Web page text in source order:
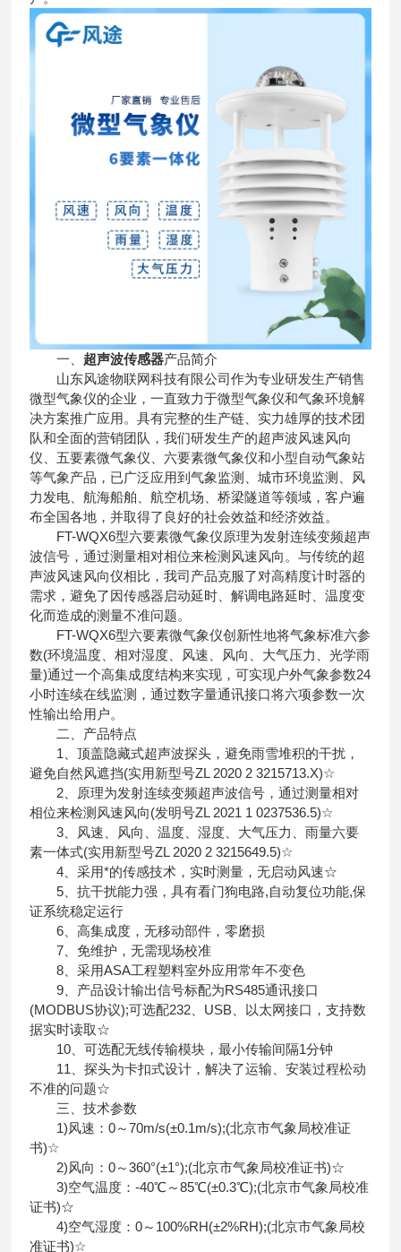
一、 超声波传感器产品简介
山东风途物联网科技有限公司作为专业研发生产销售
微型气象仪的企业，一直致力于微型气象仪和气象环境解
决方案推广应用。具有完整的生产链、实力雄厚的技术团
队和全面的营销团队，我们研发生产的超声波风速风向
仪、五要素微气象仪、六要素微气象仪和小型自动气象站
等气象产品，已广泛应用到气象监测、城市环境监测、风
力发电、航海船舶、航空机场、桥梁隧道等领域，客户遍
布全国各地，并取得了良好的社会效益和经济效益。
FT-WQX6型六要素微气象仪原理为发射连续变频超声
波信号，通过测量相对相位来检测风速风向。与传统的超
声波风速风向仪相比，我司产品克服了对高精度计时器的
需求，避免了因传感器启动延时、解调电路延时、温度变
化而造成的测量不准问题。
FT-WQX6型六要素微气象仪创新性地将气象标准六参
数(环境温度、相对湿度、风速、风向、大气压力、光学雨
量)通过一个高集成度结构来实现，可实现户外气象参数24
小时连续在线监测，通过数字量通讯接口将六项参数一次
性输出给用户。
二、产品特点
1、顶盖隐藏式超声波探头，避免雨雪堆积的干扰，
避免自然风遮挡(实用新型号ZL 2020 2 3215713.X)☆
2、原理为发射连续变频超声波信号，通过测量相对
相位来检测风速风向(发明号ZL 2021 1 0237536.5)☆
3、风速、风向、温度、湿度、大气压力、雨量六要
素一体式(实用新型号ZL 2020 2 3215649.5)☆
4、采用*的传感技术，实时测量，无启动风速☆
5、抗干扰能力强，具有看门狗电路,自动复位功能,保
证系统稳定运行
6、高集成度，无移动部件，零磨损
7、免维护，无需现场校准
8、采用ASA工程塑料室外应用常年不变色
9、产品设计输出信号标配为RS485通讯接口
(MODBUS协议);可选配232、USB、以太网接口，支持数
据实时读取☆
10、可选配无线传输模块，最小传输间隔1分钟
11、探头为卡扣式设计，解决了运输、安装过程松动
不准的问题☆
三、技术参数
1)风速：0～70m/s(±0.1m/s);(北京市气象局校准证
书)☆
2)风向：0～360°(±1°);(北京市气象局校准证书)☆
3)空气温度：-40℃～85℃(±0.3℃);(北京市气象局校准
证书)☆
4)空气湿度：0～100%RH(±2%RH);(北京市气象局校
准证书)☆